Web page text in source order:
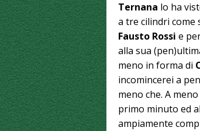
Ternana lo ha
a tre cilindri come
Fausto Rossi e
alla sua
meno in forma di
incomincerei a
meno che. A
primo minuto ed
ampiamente